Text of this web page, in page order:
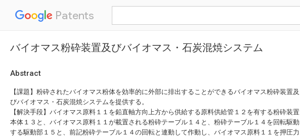
Patents
バイオマス粉砕装置及びバイオマス・石炭混焼システム
Abstract
【課題】粉砕されたバイオマス粉体を効率的に外部に排出することができるバイオマス粉砕装置及
びバイオマス・石炭混焼システムを提供する。
【解決手段】バイオマス原料１１を鉛直軸方向上方から供給する原料供給管１２を有する粉砕装置
本体１３と、バイオマス原料１１が載置される粉砕テーブル１４と、粉砕テーブル１４を回転駆動
する駆動部１５と、前記粉砕テーブル１４の回転と連動して作動し、バイオマス原料１１を押圧力